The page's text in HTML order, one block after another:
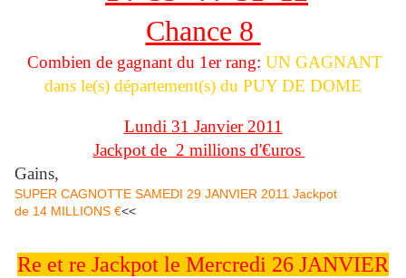
Chance 8
Combien de gagnant du 1er rang: UN GAGNANT
dans le(s) département(s) du PUY DE DOME
Lundi 31 Janvier 2011
Jackpot de 2 millions d'€uros
Gains,
SUPER CAGNOTTE SAMEDI 29 JANVIER 2011 Jackpot
de 14 MILLIONS €<<
Re et re Jackpot le Mercredi 26 JANVIER